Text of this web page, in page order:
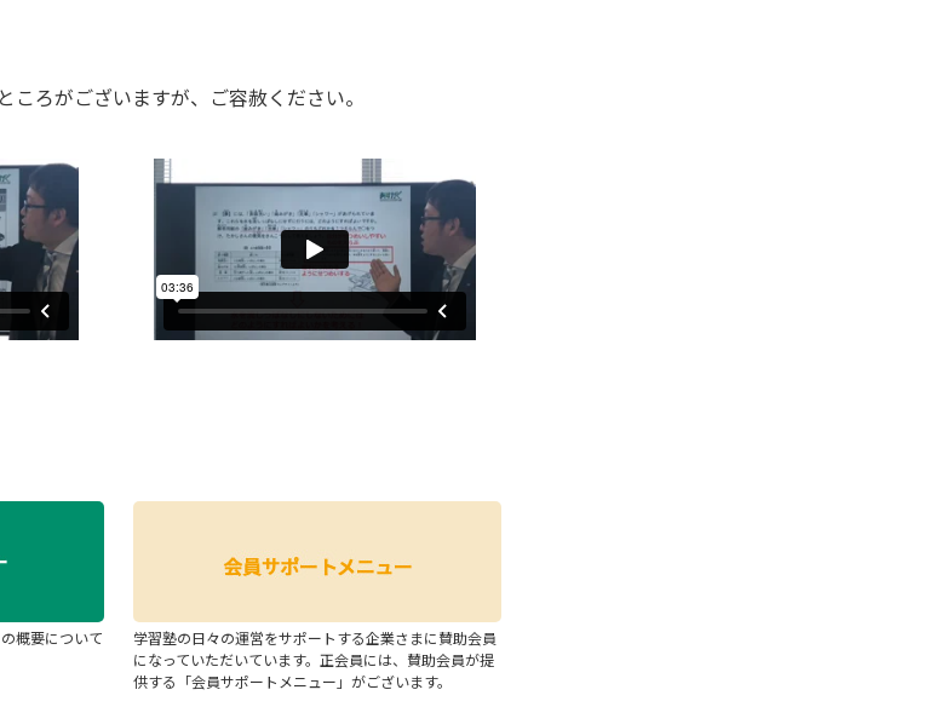
ろがございますが、ご容赦ください。
概要について
学習塾の日々の運営をサポートする企業さまに賛助会員
になっていただいています。正会員には、賛助会員が提
供する「会員サポートメニュー」がございます。